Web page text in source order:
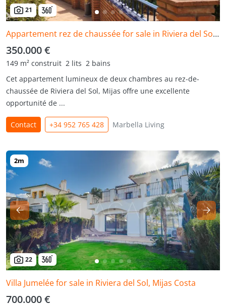
21
Appartement rez de chaussée for sale in Riviera del Sol, Mijas Costa
350.000 €
149 m² construit 2 lits 2 bains
Cet appartement lumineux de deux chambres au rez-de-
chaussée de Riviera del Sol, Mijas offre une excellente
opportunité de ...
Contact +34 952 765 428 Marbella Living
22
Villa Jumelée for sale in Riviera del Sol, Mijas Costa
700.000 €